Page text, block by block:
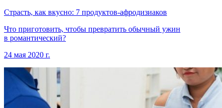
Страсть, как вкусно: 7 продуктов-афродизиаков
Что приготовить, чтобы превратить обычный ужин
в романтический?
24 мая 2020 г.